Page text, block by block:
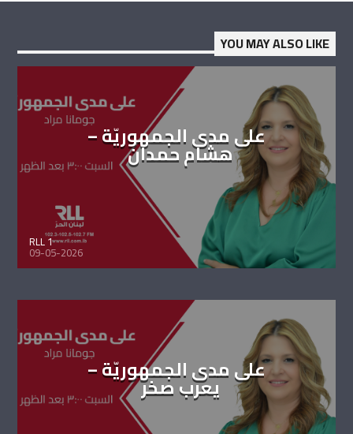
YOU MAY ALSO LIKE
على مدى الجمهوريّة –
هشام حمدان
RLL 1
09-05-2026
على مدى الجمهوريّة –
يعرب صخر